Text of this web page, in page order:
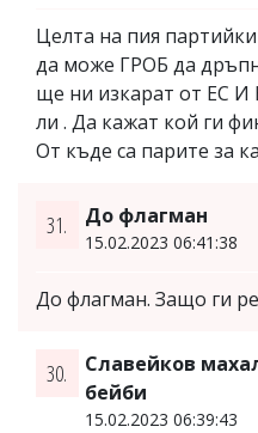
Целта на пия
да може ГРОБ да
ще ни изкарат от ЕС И
ли . Да кажат кой ги
От къде са парите за
31. До флагман
15.02.2023 06:41:38
До флагман. Защо ги
30.
Славейков
бейби
15.02.2023 06:39:43